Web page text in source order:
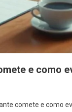
e como
comete e como